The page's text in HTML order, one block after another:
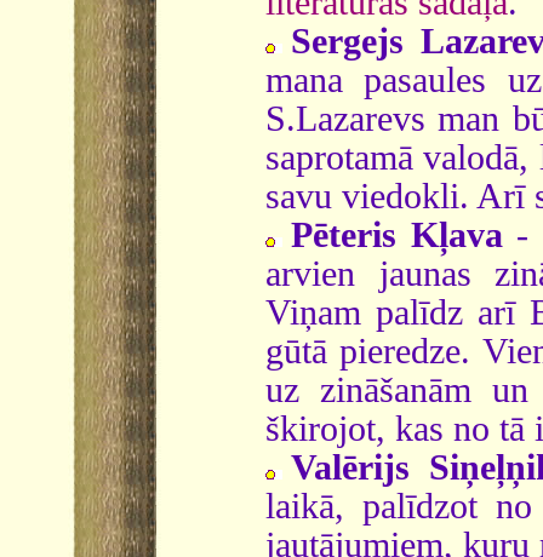
Sergejs
mana pasaules
S.Lazarevs man
saprotamā
savu viedokli. Arī
Pēteris Kļava -
arvien jaunas
Viņam palīdz arī
gūtā pieredze.
uz zināšanām
škirojot, kas no tā
Valērijs
laikā, palīdzot no
jautājumiem, kuru